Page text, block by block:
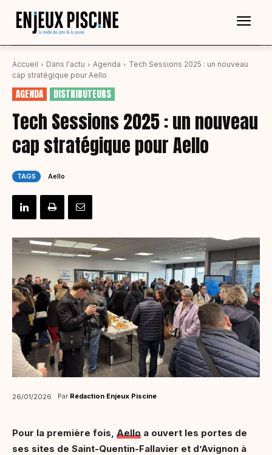
Accueil Dans l'actu Agenda
Tech Sessions 2025 : un nouveau
cap stratégique pour Aello
AGENDA DISTRIBUTEURS
Tech Sessions 2025 : un nouveau
cap stratégique pour Aello
TAGS Aello
26/01/2026 Par Rédaction Enjeux Piscine
Pour la première fois, Aello a ouvert les portes de
ses sites de Saint-Quentin-Fallavier et d’Avignon à